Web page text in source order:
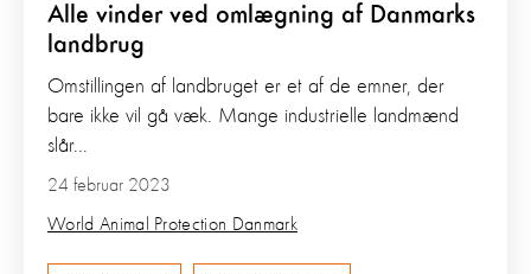
Alle vinder ved omlægning af Danmarks
landbrug
24 februar 2023
World Animal Protection Danmark
Omstillingen af landbruget er et af de emner, der
bare ikke vil gå væk. Mange industrielle landmænd
slår...